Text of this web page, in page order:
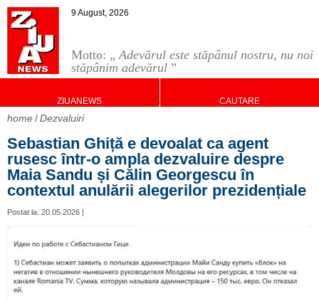
Motto: „Adevărul este stăpânul nostru, nu noi
stăpânim adevărul ”
9 August, 2026
ZIUANEWS CAUTARE
home Dezvaluiri
Sebastian Ghiță e devoalat ca agent
rusesc într-o ampla dezvaluire despre
Maia Sandu și Călin Georgescu în
contextul anulării alegerilor prezidențiale
Postat la: 20.05.2026 |